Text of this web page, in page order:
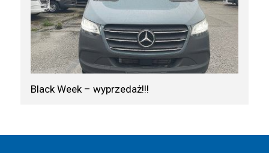
Black Week – wyprzedaż!!!